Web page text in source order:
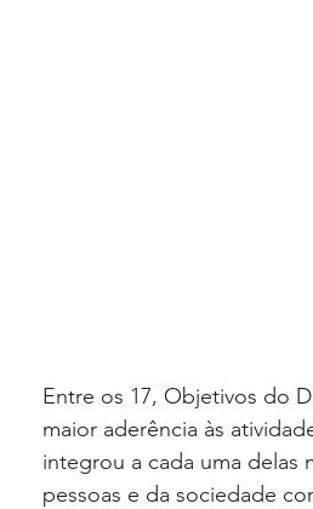
Entre os 17, Objetivos do
maior aderência às
integrou a cada uma delas
pessoas e da sociedade